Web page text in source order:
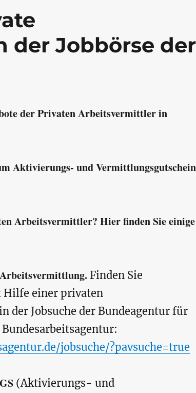
Jobbörse der
der Privaten Arbeitsvermittler in
Aktivierungs- und Vermittlungsgutschein
Arbeitsvermittler? Hier finden Sie einige
Finden Sie
Hilfe einer privaten
der Jobsuche der Bundeagentur für
jobsuche/?pavsuche=true
(Aktivierungs- und